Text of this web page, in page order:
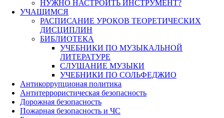
НУЖНО НАСТРОИТЬ ИНСТРУМЕНТ?
УЧАЩИМСЯ
РАСПИСАНИЕ УРОКОВ ТЕОРЕТИЧЕСКИХ
ДИСЦИПЛИН
БИБЛИОТЕКА
УЧЕБНИКИ ПО МУЗЫКАЛЬНОЙ
ЛИТЕРАТУРЕ
СЛУШАНИЕ МУЗЫКИ
УЧЕБНИКИ ПО СОЛЬФЕДЖИО
Антикоррупционая политика
Антитеррористическая безопасность
Дорожная безопасность
Пожарная безопасность и ЧС